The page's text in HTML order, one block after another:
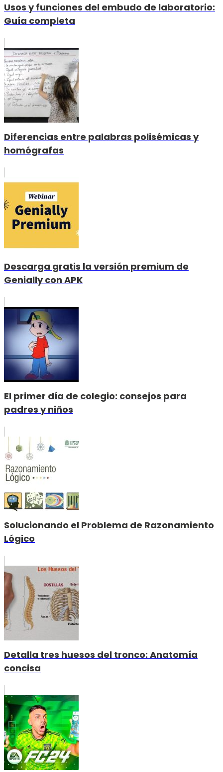
Usos y funciones del embudo de laboratorio:
Guía completa
Diferencias entre palabras polisémicas y
homógrafas
Descarga gratis la versión premium de
Genially con APK
El primer día de colegio: consejos para
padres y niños
Solucionando el Problema de Razonamiento
Lógico
Detalla tres huesos del tronco: Anatomía
concisa